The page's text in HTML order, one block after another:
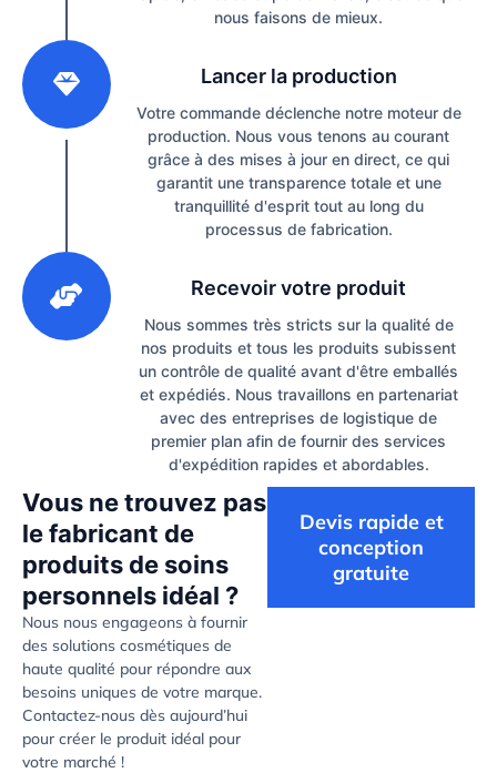
nous faisons de mieux.
Lancer la production
Votre commande déclenche notre moteur de
production. Nous vous tenons au courant
grâce à des mises à jour en direct, ce qui
garantit une transparence totale et une
tranquillité d'esprit tout au long du
processus de fabrication.
Recevoir votre produit
Nous sommes très stricts sur la qualité de
nos produits et tous les produits subissent
un contrôle de qualité avant d'être emballés
et expédiés. Nous travaillons en partenariat
avec des entreprises de logistique de
premier plan afin de fournir des services
d'expédition rapides et abordables.
Vous ne trouvez pas
le fabricant de
produits de soins
personnels idéal ?
Nous nous engageons à fournir
des solutions cosmétiques de
haute qualité pour répondre aux
besoins uniques de votre marque.
Contactez-nous dès aujourd’hui
pour créer le produit idéal pour
votre marché !
Devis rapide et
conception
gratuite